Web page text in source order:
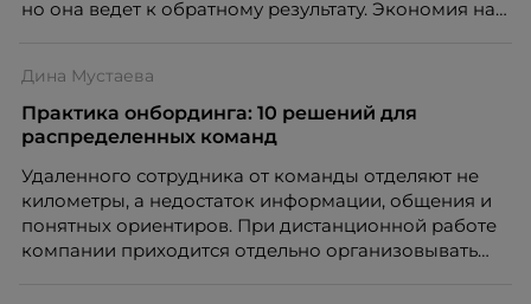
но она ведет к обратному результату. Экономия на
значит – сокращает доходы бизнеса.
Дина Мустаева
Практика онбординга: 10 решений для
распределенных команд
Удаленного сотрудника от команды отделяют не
километры, а недостаток информации, общения и
понятных ориентиров. При дистанционной работе
компании приходится отдельно организовывать